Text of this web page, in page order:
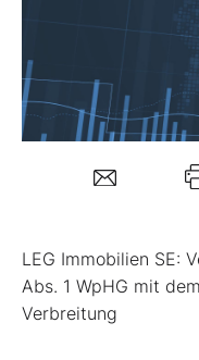
Mein Konto
Folgen Sie uns
Kontakt
LEG Immobilien SE:
Abs. 1 WpHG mit
Verbreitung